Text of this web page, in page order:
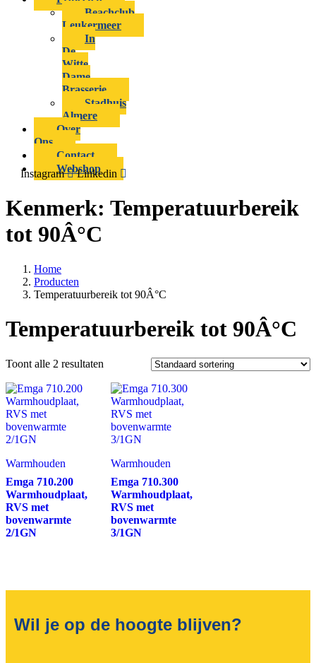
Beachclub
Leukermeer
In
De
Witte
Dame
Brasserie
Stadhuis
Almere
Over
Ons
Contact
Webshop
Instagram Linkedin
Kenmerk: Temperatuurbereik
tot 90Â°C
Home
Producten
Temperatuurbereik tot 90Â°C
Temperatuurbereik tot 90Â°C
Toont alle 2 resultaten
Warmhouden
Emga 710.200
Warmhoudplaat,
RVS met
bovenwarmte
2/1GN
Warmhouden
Emga 710.300
Warmhoudplaat,
RVS met
bovenwarmte
3/1GN
Wil je op de hoogte blijven?